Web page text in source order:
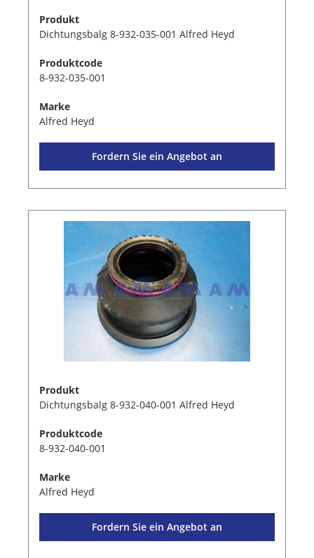
Produkt
Dichtungsbalg 8-932-035-001 Alfred Heyd
Produktcode
8-932-035-001
Marke
Alfred Heyd
Fordern Sie ein Angebot an
Produkt
Dichtungsbalg 8-932-040-001 Alfred Heyd
Produktcode
8-932-040-001
Marke
Alfred Heyd
Fordern Sie ein Angebot an